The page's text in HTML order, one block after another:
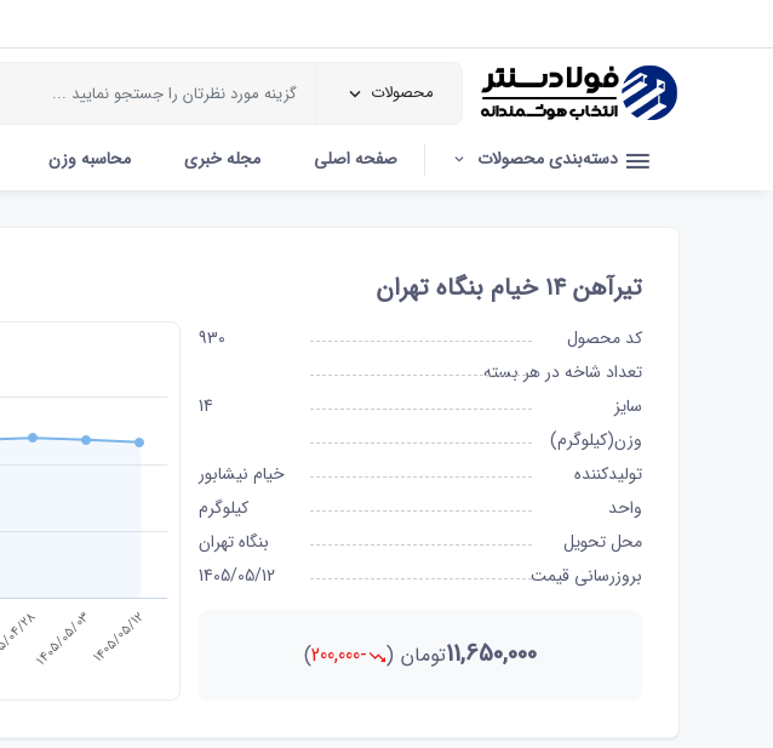
محصولات
دسته‌بندی محصولات صفحه اصلی مجله خبری محاسبه وزن
تیرآهن ۱۴ خیام بنگاه تهران
کد محصول
930
تعداد شاخه در هر بسته
سایز
14
وزن(کیلوگرم)
تولیدکننده
خیام نیشابور
واحد
کیلوگرم
محل تحویل
بنگاه تهران
بروزرسانی قیمت
1405/05/12
11,650,000تومان (
-200,000
)
04/281405/05/031405/05/12